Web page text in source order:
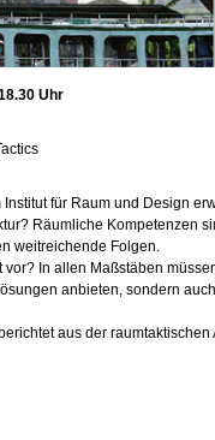
Uhr
für Raum und Design
Räumliche Kompetenzen
weitreichende Folgen.
In allen Maßstäben
anbieten, sondern
aus der raumtaktischen